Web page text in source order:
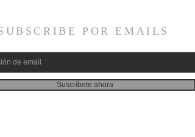
POR EMAILS
Suscríbete ahora